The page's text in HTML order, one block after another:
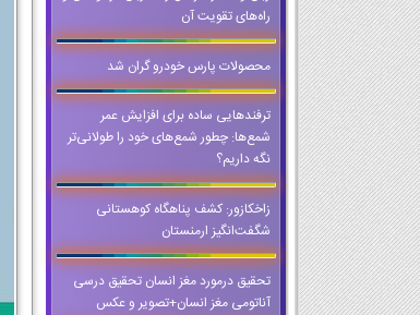
راه‌های تقویت آن
محصولات پارس خودرو گران شد
ترفندهایی ساده برای افزایش عمر
شمع‌ها: چطور شمع‌های خود را طولانی‌تر
نگه داریم؟
زاخکازور: کشف پناهگاه کوهستانی
شگفت‌انگیز ارمنستان
تحقیق درمورد مغز انسان تحقیق درسی
آناتومی مغز انسان+تصویر و عکس